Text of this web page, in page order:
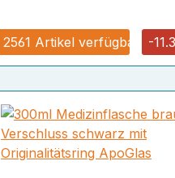
2561 Artikel verfügbar -